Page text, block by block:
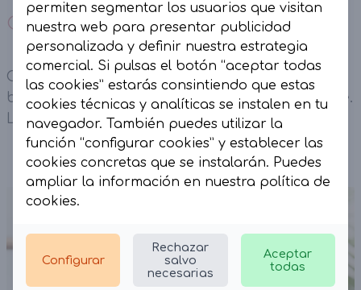
Cazadora Tachas Polipiel negra
Cazadora Tachas Polipiel negra. Contiene
botonadura central y cuello suave desmontable.
Lleva bolsillos.
permiten segmentar los usuarios que visitan
nuestra web para presentar publicidad
personalizada y definir nuestra estrategia
comercial. Si pulsas el botón “aceptar todas
las cookies” estarás consintiendo que estas
cookies técnicas y analíticas se instalen en tu
navegador. También puedes utilizar la
función “configurar cookies” y establecer las
cookies concretas que se instalarán. Puedes
ampliar la información en nuestra política de
cookies.
Configurar
Rechazar
salvo
necesarias
Aceptar
todas